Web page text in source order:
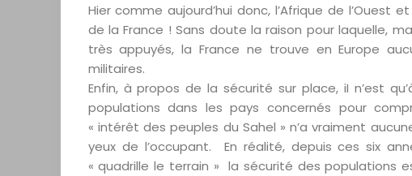
Hier comme aujourd’hui donc, l’Afrique de l’Ouest
de la France ! Sans doute la raison pour laquelle,
très appuyés, la France ne trouve en Europe
militaires.
Enfin, à propos de la sécurité sur place, iI n’est
populations dans les pays concernés pour
« intérêt des peuples du Sahel » n’a vraiment
yeux de l’occupant. En réalité, depuis ces six
« quadrille le terrain » la sécurité des populations